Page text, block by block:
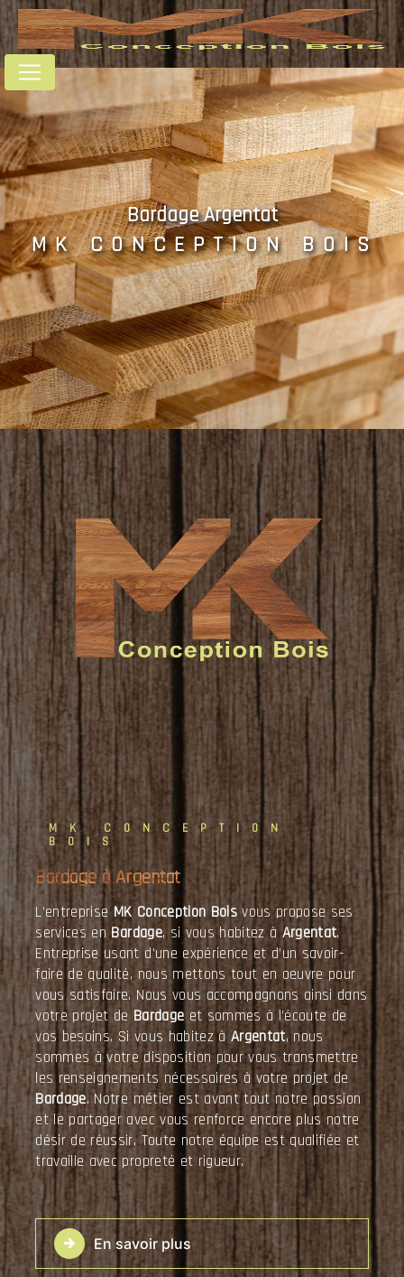
Bardage Argentat
MK CONCEPTION BOIS
MK CONCEPTION
BOIS
Bardage à Argentat
L’entrepriseMK Conception Boisvous propose ses
services enBardage, si vous habitez àArgentat.
Entreprise usant d’une expérience et d’un savoir-
faire de qualité, nous mettons tout en oeuvre pour
vous satisfaire. Nous vous accompagnons ainsi dans
votre projet de Bardage et sommes à l’écoute de
vos besoins. Si vous habitez à Argentat, nous
sommes à votre disposition pour vous transmettre
les renseignements nécessaires à votre projet de
Bardage. Notre métier est avant tout notre passion
et le partager avec vous renforce encore plus notre
désir de réussir. Toute notre équipe est qualifiée et
travaille avec propreté et rigueur.
En savoir plus
Panneau de gestion des cookies